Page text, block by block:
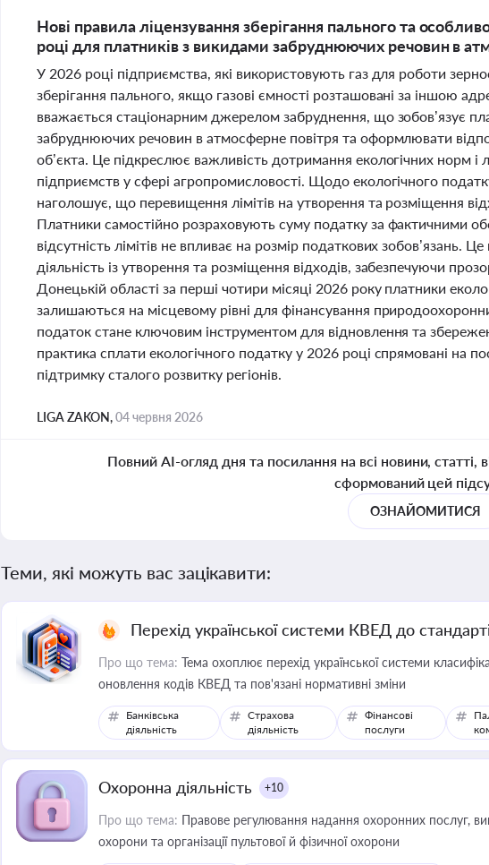
Нові правила ліцензування зберігання пального та
році для платників з викидами забруднюючих речовин в
У 2026 році підприємства, які використовують газ для роботи
зберігання пального, якщо газові ємності розташовані за іншою
вважається стаціонарним джерелом забруднення, що зобов’язує
забруднюючих речовин в атмосферне повітря та оформлювати
об’єкта. Це підкреслює важливість дотримання екологічних норм і
підприємств у сфері агропромисловості. Щодо екологічного
наголошує, що перевищення лімітів на утворення та розміщення
Платники самостійно розраховують суму податку за фактичними
відсутність лімітів не впливає на розмір податкових зобов’язань.
діяльність із утворення та розміщення відходів, забезпечуючи
Донецькій області за перші чотири місяці 2026 року платники
залишаються на місцевому рівні для фінансування
податок стане ключовим інструментом для відновлення та
практика сплати екологічного податку у 2026 році спрямовані на
підтримку сталого розвитку регіонів.
LIGA ZAKON,04 червня 2026
Повний AI-огляд дня та посилання на всі новини, статті,
сформований цей
ОЗНАЙОМИТИСЯ
Теми, які можуть вас зацікавити:
Перехід української системи КВЕД до
Про що тема: Тема охоплює перехід української системи
оновлення кодів КВЕД та пов'язані нормативні зміни
Банківська
діяльність
Страхова
діяльність
Фінансові
послуги
Охоронна діяльність +10
Про що тема: Правове регулювання надання охоронних послуг,
охорони та організації пультової й фізичної охорони